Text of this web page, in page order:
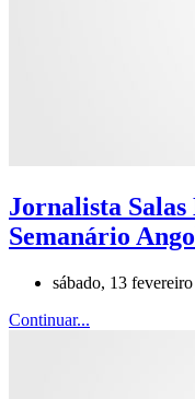
Jornalista Salas
Semanário
sábado, 13
Continuar...